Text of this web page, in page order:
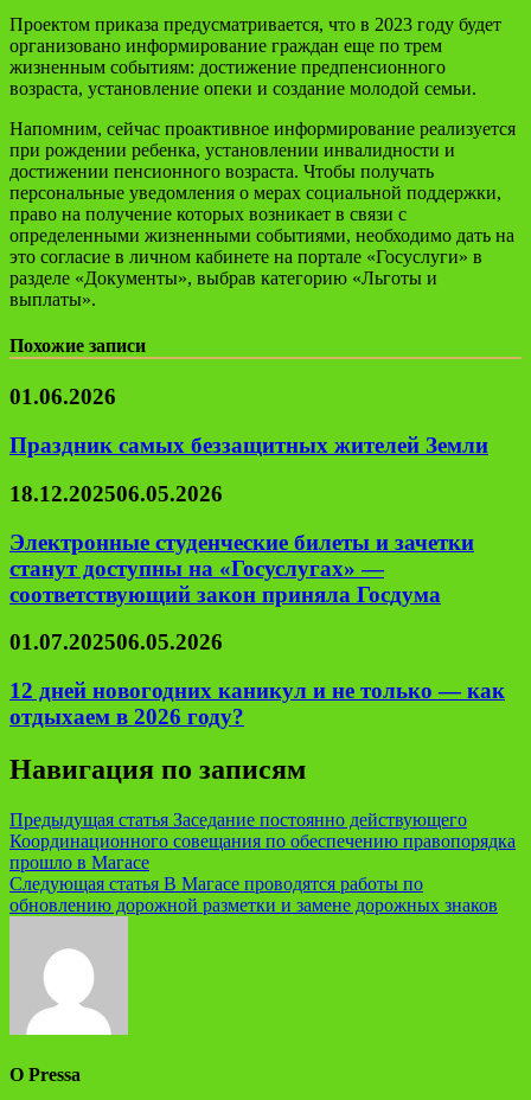
Проектом приказа предусматривается, что в 2023 году будет
организовано информирование граждан еще по трем
жизненным событиям: достижение предпенсионного
возраста, установление опеки и создание молодой семьи.
Напомним, сейчас проактивное информирование реализуется
при рождении ребенка, установлении инвалидности и
достижении пенсионного возраста. Чтобы получать
персональные уведомления о мерах социальной поддержки,
право на получение которых возникает в связи с
определенными жизненными событиями, необходимо дать на
это согласие в личном кабинете на портале «Госуслуги» в
разделе «Документы», выбрав категорию «Льготы и
выплаты».
Похожие записи
01.06.2026
Праздник самых беззащитных жителей Земли
18.12.202506.05.2026
Электронные студенческие билеты и зачетки
станут доступны на «Госуслугах» —
соответствующий закон приняла Госдума
01.07.202506.05.2026
12 дней новогодних каникул и не только — как
отдыхаем в 2026 году?
Навигация по записям
Предыдущая статья Заседание постоянно действующего
Координационного совещания по обеспечению правопорядка
прошло в Магасе
Следующая статья В Магасе проводятся работы по
обновлению дорожной разметки и замене дорожных знаков
О Pressa